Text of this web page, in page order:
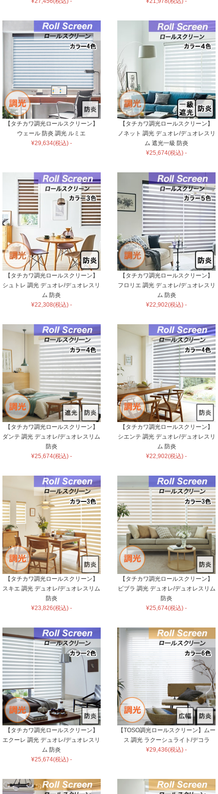
【タチカワ調光ロールスクリーン】
ウェール 防炎 調光 ルミエ
¥29,634(税込) -
【タチカワ調光ロールスクリーン】
ノネット 調光 デュオレ/デュオレスリ
ム 遮光一級 防炎
¥25,674(税込) -
【タチカワ調光ロールスクリーン】
シュトレ 調光 デュオレ/デュオレスリ
ム 防炎
¥22,308(税込) -
【タチカワ調光ロールスクリーン】
フロリエ 調光 デュオレ/デュオレスリ
ム 防炎
¥22,902(税込) -
【タチカワ調光ロールスクリーン】
ダンテ 調光 デュオレ/デュオレスリム
防炎
¥25,674(税込) -
【タチカワ調光ロールスクリーン】
シエンテ 調光 デュオレ/デュオレスリ
ム 防炎
¥22,902(税込) -
【タチカワ調光ロールスクリーン】
スキエ 調光 デュオレ/デュオレスリム
防炎
¥23,826(税込) -
【タチカワ調光ロールスクリーン】
ビブラ 調光 デュオレ/デュオレスリム
防炎
¥25,674(税込) -
【タチカワ調光ロールスクリーン】
エクーレ 調光 デュオレ/デュオレスリ
ム 防炎
¥25,674(税込) -
【TOSO調光ロールスクリーン】ムー
ス 調光 ラクーシュライト/デコラ
¥29,436(税込) -